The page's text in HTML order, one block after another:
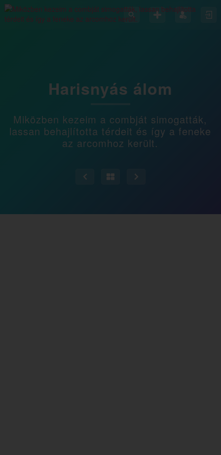
Harisnyás álom
Miközben kezeim a combját simogatták,
lassan behajlította térdeit és így a feneke
az arcomhoz került.